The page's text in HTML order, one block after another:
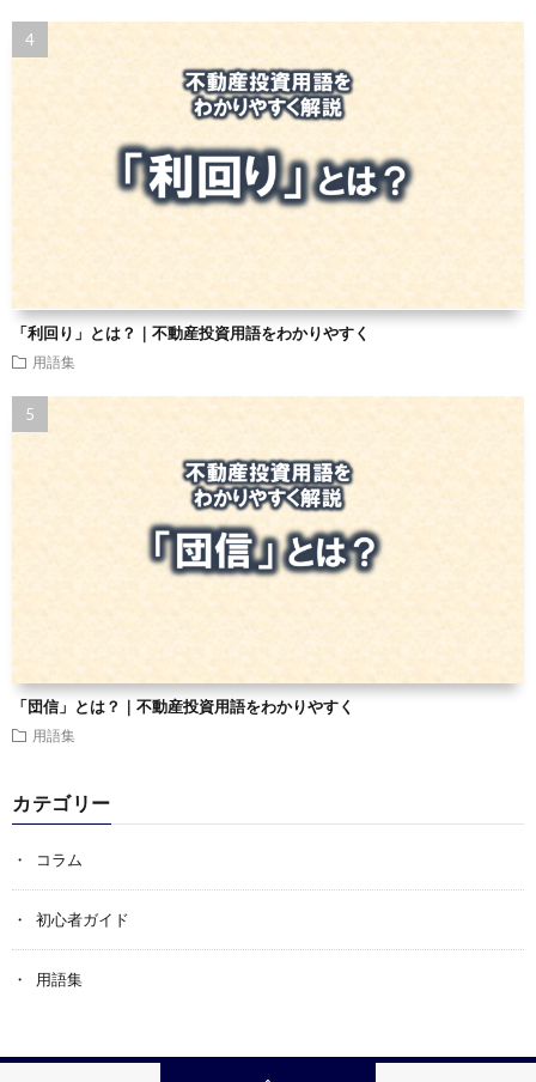
「利回り」とは？｜不動産投資用語をわかりやすく
用語集
「団信」とは？｜不動産投資用語をわかりやすく
用語集
カテゴリー
コラム
初心者ガイド
用語集